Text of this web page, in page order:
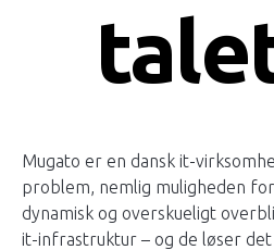
Mugato er en dansk it-
problem, nemlig muligheden
dynamisk og overskueligt
it-infrastruktur – og de løser